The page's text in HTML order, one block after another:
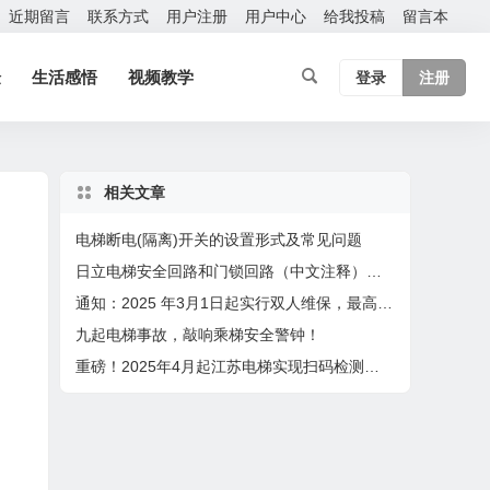
近期留言 联系方式 用户注册 用户中心 给我投稿 留言本
生活感悟 视频教学 登录 注册
相关文章
电梯断电(隔离)开关的设置形式及常见问题
九起电梯事故，敲响乘梯安全警钟！